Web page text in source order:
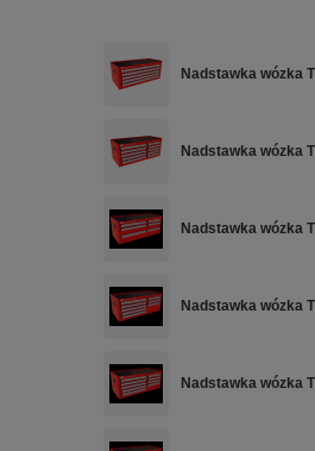
Nadstawka wózka
Nadstawka wózka
Nadstawka wózka
Nadstawka wózka
Nadstawka wózka